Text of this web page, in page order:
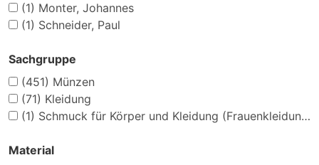
(1) Monter, Johannes
(1) Schneider, Paul
Sachgruppe
(451) Münzen
(71) Kleidung
(1) Schmuck für Körper und Kleidung (Frauenkleidung)
Material